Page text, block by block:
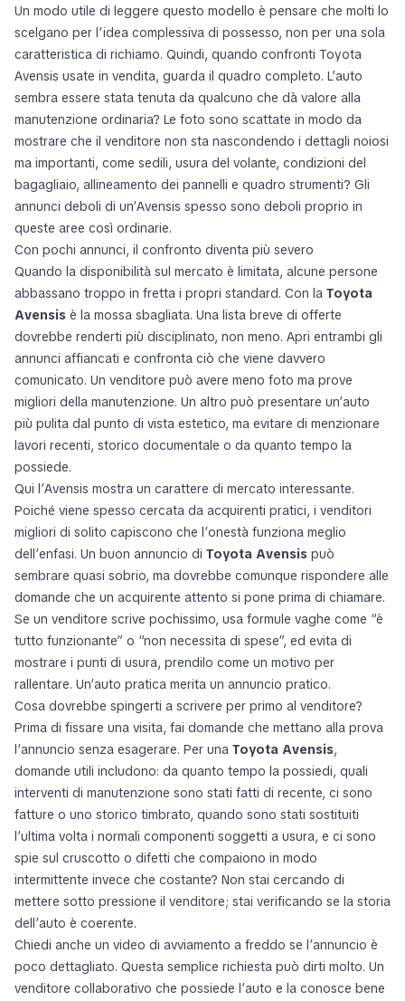
Un modo utile di leggere questo modello è pensare che molti lo
scelgano per l’idea complessiva di possesso, non per una sola
caratteristica di richiamo. Quindi, quando confronti Toyota
Avensis usate in vendita, guarda il quadro completo. L’auto
sembra essere stata tenuta da qualcuno che dà valore alla
manutenzione ordinaria? Le foto sono scattate in modo da
mostrare che il venditore non sta nascondendo i dettagli noiosi
ma importanti, come sedili, usura del volante, condizioni del
bagagliaio, allineamento dei pannelli e quadro strumenti? Gli
annunci deboli di un’Avensis spesso sono deboli proprio in
queste aree così ordinarie.
Con pochi annunci, il confronto diventa più severo
Quando la disponibilità sul mercato è limitata, alcune persone
abbassano troppo in fretta i propri standard. Con la Toyota
Avensis è la mossa sbagliata. Una lista breve di offerte
dovrebbe renderti più disciplinato, non meno. Apri entrambi gli
annunci affiancati e confronta ciò che viene davvero
comunicato. Un venditore può avere meno foto ma prove
migliori della manutenzione. Un altro può presentare un’auto
più pulita dal punto di vista estetico, ma evitare di menzionare
lavori recenti, storico documentale o da quanto tempo la
possiede.
Qui l’Avensis mostra un carattere di mercato interessante.
Poiché viene spesso cercata da acquirenti pratici, i venditori
migliori di solito capiscono che l’onestà funziona meglio
dell’enfasi. Un buon annuncio di Toyota Avensis può
sembrare quasi sobrio, ma dovrebbe comunque rispondere alle
domande che un acquirente attento si pone prima di chiamare.
Se un venditore scrive pochissimo, usa formule vaghe come “è
tutto funzionante” o “non necessita di spese”, ed evita di
mostrare i punti di usura, prendilo come un motivo per
rallentare. Un’auto pratica merita un annuncio pratico.
Cosa dovrebbe spingerti a scrivere per primo al venditore?
Prima di fissare una visita, fai domande che mettano alla prova
l’annuncio senza esagerare. Per una Toyota Avensis,
domande utili includono: da quanto tempo la possiedi, quali
interventi di manutenzione sono stati fatti di recente, ci sono
fatture o uno storico timbrato, quando sono stati sostituiti
l’ultima volta i normali componenti soggetti a usura, e ci sono
spie sul cruscotto o difetti che compaiono in modo
intermittente invece che costante? Non stai cercando di
mettere sotto pressione il venditore; stai verificando se la storia
dell’auto è coerente.
Chiedi anche un video di avviamento a freddo se l’annuncio è
poco dettagliato. Questa semplice richiesta può dirti molto. Un
venditore collaborativo che possiede l’auto e la conosce bene